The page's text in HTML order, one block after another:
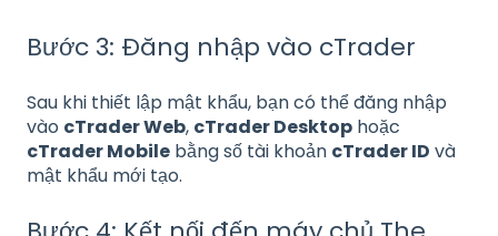
Bước 3: Đăng nhập vào cTrader
Sau khi thiết lập mật khẩu, bạn có thể đăng nhập
vào cTrader Web, cTrader Desktop hoặc
cTrader Mobile bằng số tài khoản cTrader ID và
mật khẩu mới tạo.